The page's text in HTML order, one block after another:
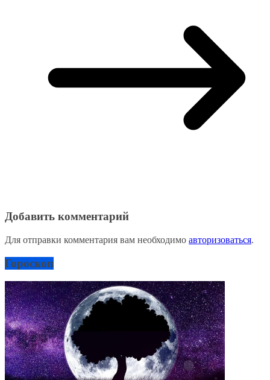
Добавить комментарий
Для отправки комментария вам необходимо авторизоваться.
Гороскоп